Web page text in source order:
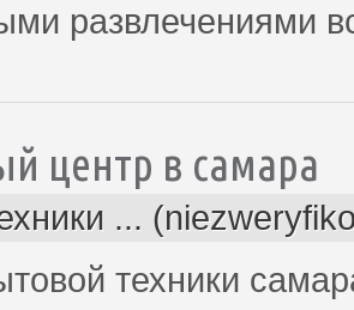
развлечениями
центр в самара
...
техники